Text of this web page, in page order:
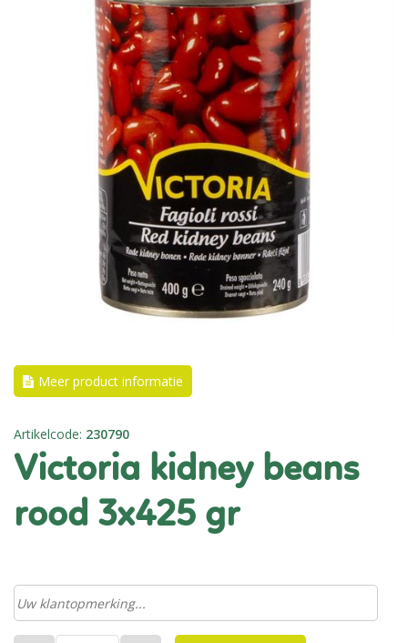
Meer product informatie
Artikelcode: 230790
victoria kidney beans
rood 3x425 gr